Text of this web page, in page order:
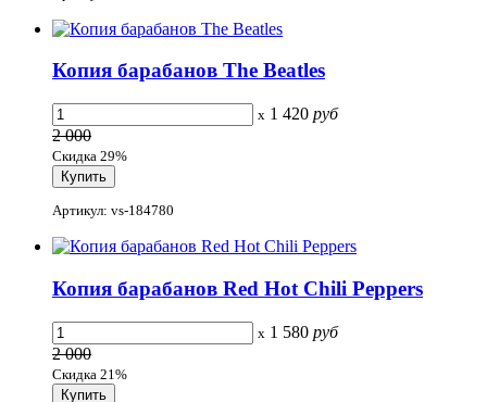
Копия барабанов The Beatles
x 1 420 руб
2 000
Скидка 29%
Артикул: vs-184780
Копия барабанов Red Hot Chili Peppers
x 1 580 руб
2 000
Скидка 21%